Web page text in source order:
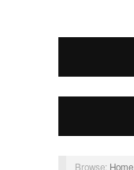
Browse: Home